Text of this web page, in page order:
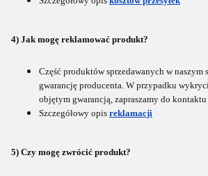
4) Jak mogę reklamować produkt?
Część produktów sprzedawanych w naszym
gwarancję producenta. W przypadku
objętym gwarancją, zapraszamy do kontaktu
Szczegółowy opis reklamacji
5) Czy mogę zwrócić produkt?